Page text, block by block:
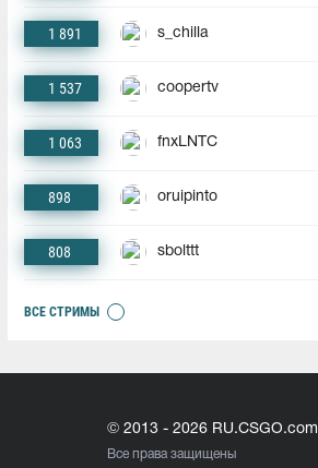
1 891 s_chilla
1 537 coopertv
1 063 fnxLNTC
898 oruipinto
808 sbolttt
ВСЕ СТРИМЫ
© 2013 - 2026 RU.CSGO.com
Все права защищены